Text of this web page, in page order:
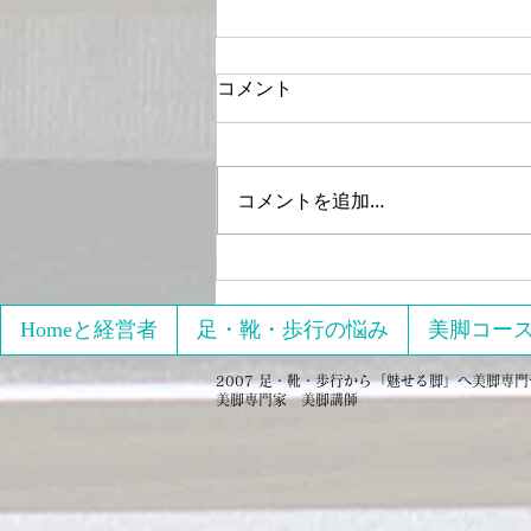
「【オンライン】限定 初心
者向け3回でパーフェクトの
美脚をゲットする」へのレビ
ュー
コメント
コメントを追加…
Homeと経営者 足・靴・歩行の悩み 美脚コー
2007 足・靴・歩行から「魅せる脚」へ美脚
美脚専門家 美脚講師